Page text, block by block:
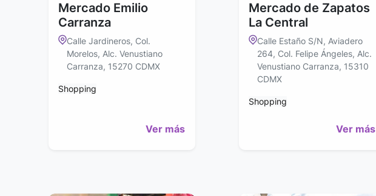
Mercado Emilio
Carranza
Calle Jardineros, Col.
Morelos, Alc. Venustiano
Carranza, 15270 CDMX
Shopping
Ver más
Mercado de Zapatos
La Central
Calle Estaño S/N, Aviadero
264, Col. Felipe Ángeles, Alc.
Venustiano Carranza, 15310
CDMX
Shopping
Ver más